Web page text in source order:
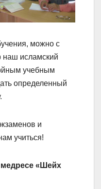
можно с
наш исламский
учебным
определенный
и
учиться!
медресе «Шейх